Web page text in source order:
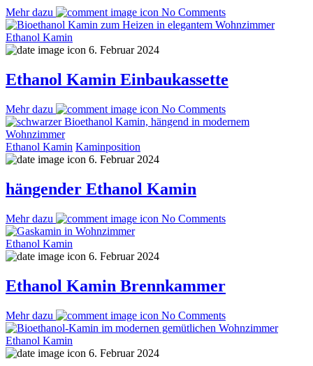
Mehr dazu No Comments
Ethanol Kamin
6. Februar 2024
Ethanol Kamin Einbaukassette
Mehr dazu No Comments
Ethanol Kamin Kaminposition
6. Februar 2024
hängender Ethanol Kamin
Mehr dazu No Comments
Ethanol Kamin
6. Februar 2024
Ethanol Kamin Brennkammer
Mehr dazu No Comments
Ethanol Kamin
6. Februar 2024